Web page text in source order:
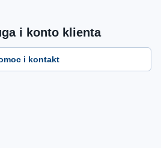
i konto klienta
i kontakt